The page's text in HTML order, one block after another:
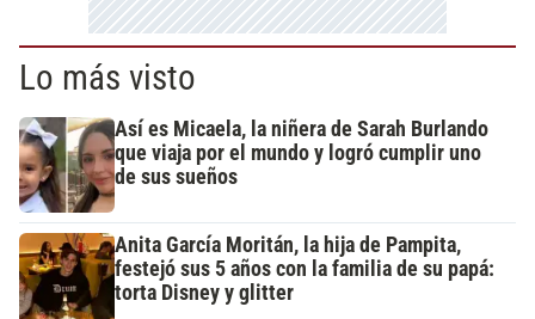
Lo más visto
Así es Micaela, la niñera de Sarah Burlando
que viaja por el mundo y logró cumplir uno
de sus sueños
Anita García Moritán, la hija de Pampita,
festejó sus 5 años con la familia de su papá:
torta Disney y glitter